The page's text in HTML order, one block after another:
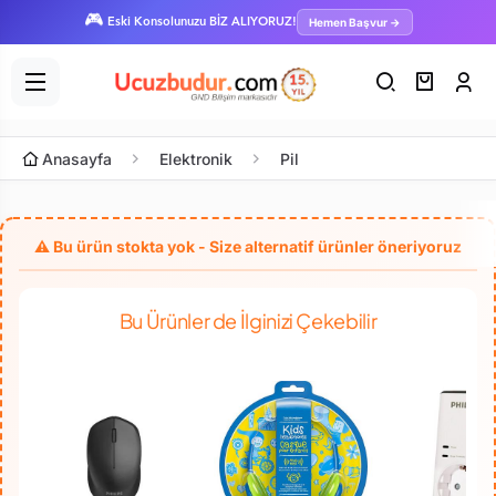
🎮 Eski Konsolunuzu BİZ ALIYORUZ! Hemen Başvur →
Anasayfa Elektronik Pil
Bu Ürünler de İlginizi Çekebilir